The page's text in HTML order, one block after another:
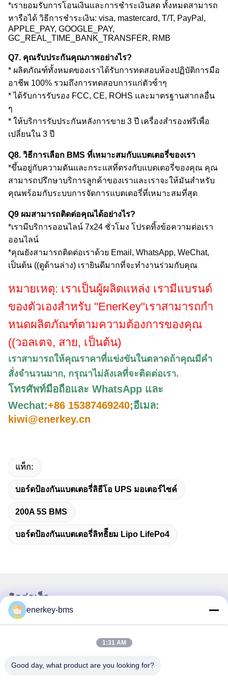
*เรายอมรับการโอนเงินและการชําระเงินสด ทั้งหมดสามารถ
หารือได้ วิธีการชําระเงิน: visa, mastercard, T/T, PayPal,
APPLE_PAY, GOOGLE_PAY,
GC_REAL_TIME_BANK_TRANSFER, RMB
Q7. คุณรับประกันคุณภาพอย่างไร?
* ผลิตภัณฑ์ทั้งหมดของเราได้รับการทดสอบห้องปฏิบัติการมือ
อาชีพ 100% รวมถึงการทดสอบการแก่ตัวซ้ําๆ
* ได้รับการรับรอง FCC, CE, ROHS และมาตรฐานสากลอื่น
ๆ
* ให้บริการรับประกันหลังการขาย 3 ปี เครื่องสํารองฟรีเพื่อ
เปลี่ยนใน 3 ปี
Q8. วิธีการเลือก BMS ที่เหมาะสมกับแบตเตอรี่ของเรา
*ขึ้นอยู่กับความดันและกระแสที่ตรงกับแบตเตอรี่ของคุณ คุณ
สามารถปรึกษาบริการลูกค้าของเราและเราจะให้มันสําหรับ
คุณพร้อมกับระบบการจัดการแบตเตอรี่ที่เหมาะสมที่สุด
Q9 ผมสามารถติดต่อคุณได้อย่างไร?
*เรามีบริการออนไลน์ 7x24 ชั่วโมง โปรดทิ้งข้อความต่อเรา
ออนไลน์
*คุณยังสามารถติดต่อเราด้วย Email, WhatsApp, WeChat,
เป็นต้น ((ดูด้านล่าง) เรายินดีมากที่จะทํางานร่วมกับคุณ
หมายเหตุ: เราเป็นผู้ผลิตแหล่ง เรามีแบรนด์
ของตัวเองสําหรับ "EnerKey"เราสามารถกํา
หนดผลิตภัณฑ์ตามความต้องการของคุณ
((วอลเตจ, สาย, เป็นต้น)
เราสามารถให้คุณราคาที่แข่งขันในตลาดถ้าคุณมีคํา
สั่งจํานวนมาก, กรุณาไม่ลังเลที่จะติดต่อเรา.
โทรศัพท์มือถือและ WhatsApp และ
Wechat:+86 15387469240;อีเมล:
kiwi@enerkey.cn
แท็ก:
บอร์ดป้องกันแบตเตอรี่ลิธีโอ UPS มอเตอร์ไซค์
200A 5S BMS
บอร์ดป้องกันแบตเตอรี่ลิทธิียม Lipo LifePo4
ติดต่อเร็ว
พื้นที่ A ชั้น 9 อาคาร G สวนอุตสาหกรรมคาร์บอนต่ํา
Guancheng ชุมชน Shangcun ถนน Gongming เขต
enerkey-bms
1:31 AM
Good day, what product are you looking for?